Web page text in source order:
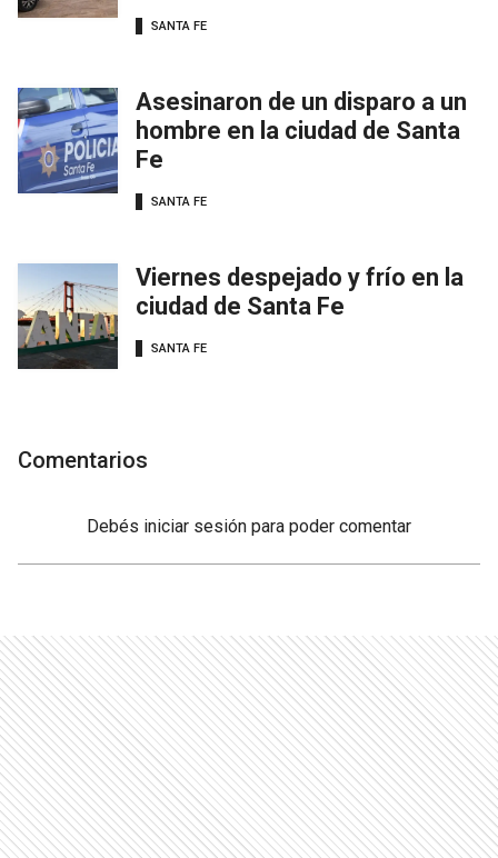
SANTA FE
Asesinaron de un disparo a un
hombre en la ciudad de Santa
Fe
SANTA FE
Viernes despejado y frío en la
ciudad de Santa Fe
SANTA FE
Comentarios
Debés iniciar sesión para poder comentar